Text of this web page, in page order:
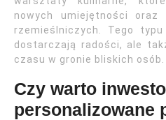
nowych umiejętności
rzemieślniczych. Tego
dostarczają radości, ale
czasu w gronie bliskich osób.
Czy warto
personalizowane